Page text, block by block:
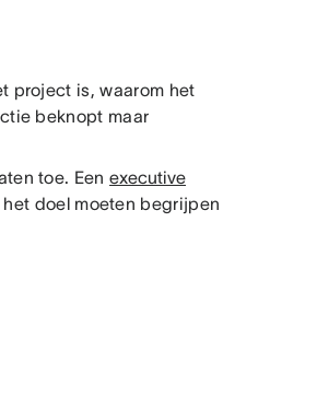
project is, waarom het
beknopt maar
toe. Eenexecutive
doel moeten begrijpen